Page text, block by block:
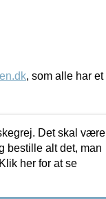
, som alle har et
Det skal være
bestille alt det, man
her for at se